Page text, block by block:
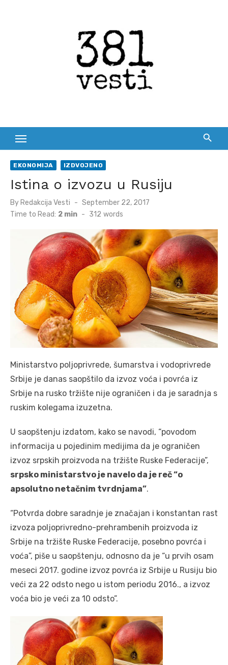
EKONOMIJA IZDVOJENO
Istina o izvozu u Rusiju
By Redakcija Vesti
Posted
September 22, 2017
Time to Read: 2 min - 312 words
Ministarstvo poljoprivrede, šumarstva i vodoprivrede
Srbije je danas saopštilo da izvoz voća i povrća iz
Srbije na rusko tržište nije ograničen i da je saradnja s
ruskim kolegama izuzetna.
U saopštenju izdatom, kako se navodi, “povodom
informacija u pojedinim medijima da je ograničen
izvoz srpskih proizvoda na tržište Ruske Federacije”,
srpsko ministarstvo je navelo da je reč “o
apsolutno netačnim tvrdnjama”.
“Potvrda dobre saradnje je značajan i konstantan rast
izvoza poljoprivredno-prehrambenih proizvoda iz
Srbije na tržište Ruske Federacije, posebno povrća i
voća”, piše u saopštenju, odnosno da je “u prvih osam
meseci 2017. godine izvoz povrća iz Srbije u Rusiju bio
veći za 22 odsto nego u istom periodu 2016., a izvoz
voća bio je veći za 10 odsto”.